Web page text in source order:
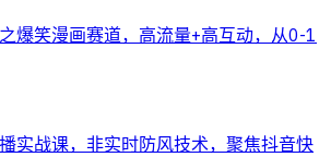
爆笑漫画赛道，高流量+高互动，从0-1
实战课，非实时防风技术，聚焦抖音快